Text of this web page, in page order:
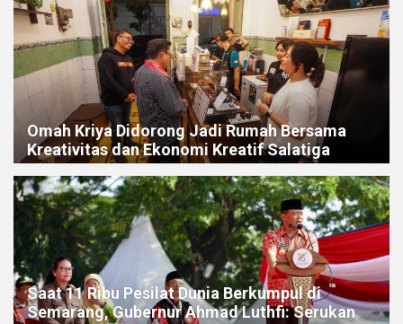
Omah Kriya Didorong Jadi Rumah Bersama
Kreativitas dan Ekonomi Kreatif Salatiga
Saat 11 Ribu Pesilat Dunia Berkumpul di
Semarang, Gubernur Ahmad Luthfi: Serukan